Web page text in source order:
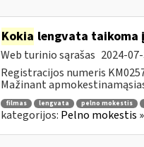
Kokia lengvata taikoma
Web turinio sąrašas 2024-
Registracijos numeris
Mažinant
filmas lengvata pelno mokestis
kategorijos: Pelno mokestis